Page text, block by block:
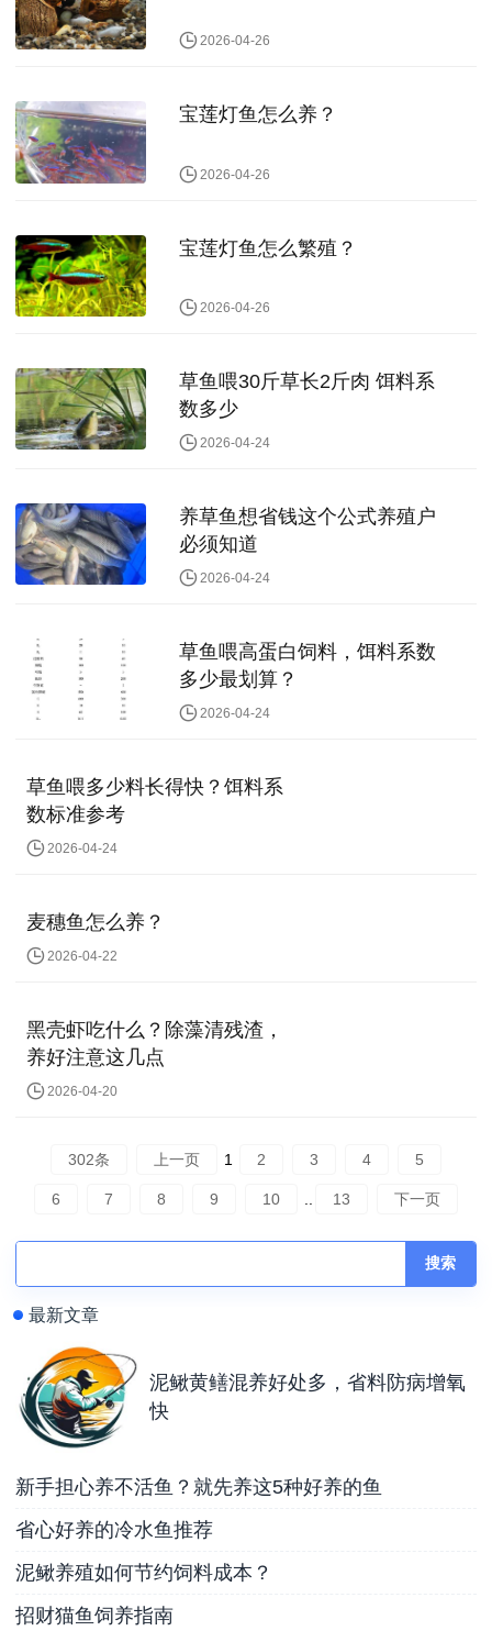
2026-04-26
宝莲灯鱼怎么养？
2026-04-26
宝莲灯鱼怎么繁殖？
2026-04-26
草鱼喂30斤草长2斤肉 饵料系
数多少
2026-04-24
养草鱼想省钱这个公式养殖户
必须知道
2026-04-24
草鱼喂高蛋白饲料，饵料系数
多少最划算？
2026-04-24
草鱼喂多少料长得快？饵料系
数标准参考
2026-04-24
麦穗鱼怎么养？
2026-04-22
黑壳虾吃什么？除藻清残渣，
养好注意这几点
2026-04-20
302条 上一页 1 2 3 4 5
6 7 8 9 10 13 下一页
搜索
最新文章
泥鳅黄鳝混养好处多，省料防病增氧
快
新手担心养不活鱼？就先养这5种好养的鱼
省心好养的冷水鱼推荐
泥鳅养殖如何节约饲料成本？
招财猫鱼饲养指南